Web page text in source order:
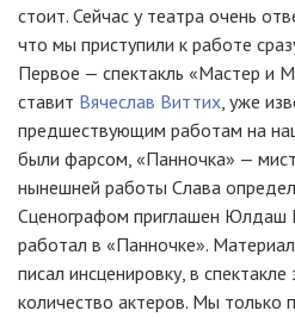
стоит. Сейчас у театра очень
что мы приступили к работе
Первое — спектакль «Мастер и
ставит Вячеслав Виттих, уже
предшествующим работам на
были фарсом, «Панночка» —
нынешней работы Слава
Сценографом приглашен Юлдаш
работал в «Панночке».
писал инсценировку, в
количество актеров. Мы только